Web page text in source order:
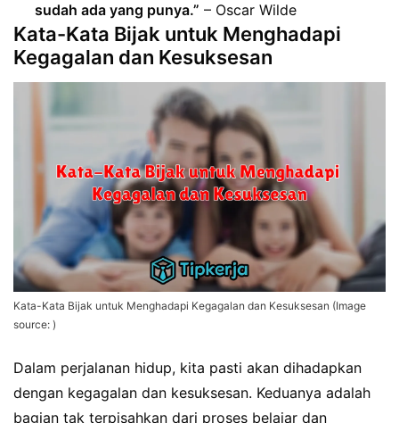
sudah ada yang punya.” – Oscar Wilde
Kata-Kata Bijak untuk Menghadapi
Kegagalan dan Kesuksesan
Kata-Kata Bijak untuk Menghadapi Kegagalan dan Kesuksesan (Image
source: )
Dalam perjalanan hidup, kita pasti akan dihadapkan
dengan kegagalan dan kesuksesan. Keduanya adalah
bagian tak terpisahkan dari proses belajar dan